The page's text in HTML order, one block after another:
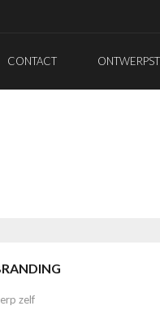
CONTACT
zelf